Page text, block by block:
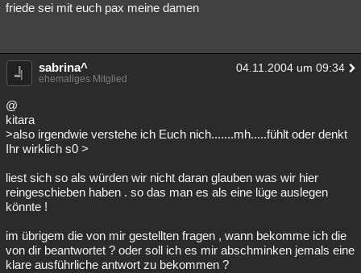
friede sei mit euch pax meine damen
sabrina^ 04.11.2004 um 09:34
ehemaliges Mitglied
@
kitara
>also irgendwie verstehe ich Euch nich.......mh.....fühlt oder denkt
Ihr wirklich s0 >
liest sich so als würden wir nicht daran glauben was wir hier
reingeschieben haben . so das man es als eine lüge auslegen
könnte !
im übrigem die von mir gestellten fragen , wann bekomme ich die
von dir beantwortet ? oder soll ich es mir abschminken jemals eine
klare ausführliche antwort zu bekommen ?